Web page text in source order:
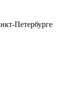
Петербурге